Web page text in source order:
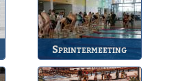
Sprintermeeting
Jährlicher Wettkampf
des BSV.